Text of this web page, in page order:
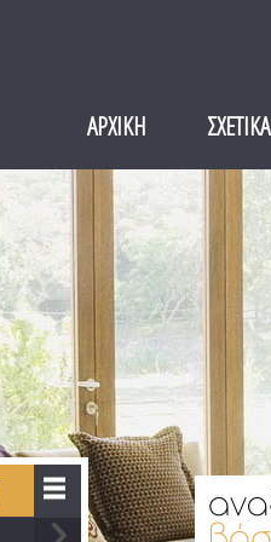
ΑΡΧΙΚΗ ΣΧΕΤΙΚΑ